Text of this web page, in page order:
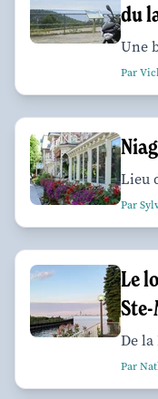
du
Une
Par
Lieu
Par
Le
De
Par